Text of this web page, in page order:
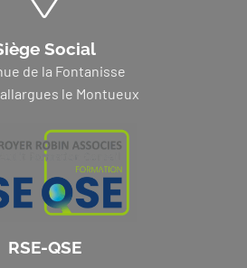
Social
de la Fontanisse
le Montueux
RSE-QSE